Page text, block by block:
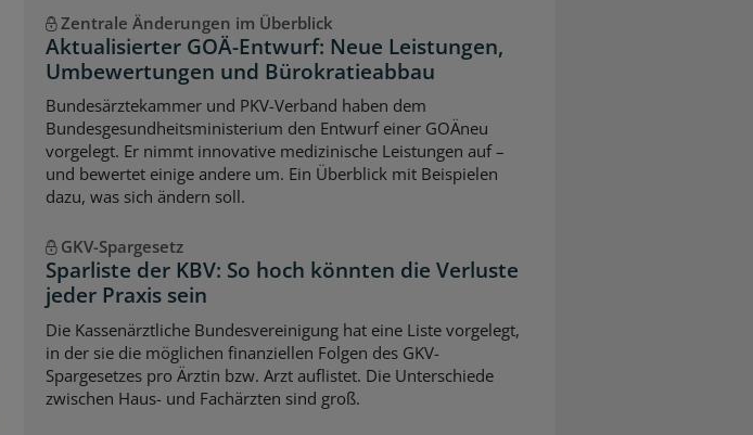
Zentrale Änderungen im Überblick
Aktualisierter GOÄ-Entwurf: Neue Leistungen,
Umbewertungen und Bürokratieabbau
Bundesärztekammer und PKV-Verband haben dem
Bundesgesundheitsministerium den Entwurf einer GOÄneu
vorgelegt. Er nimmt innovative medizinische Leistungen auf –
und bewertet einige andere um. Ein Überblick mit Beispielen
dazu, was sich ändern soll.
GKV-Spargesetz
Sparliste der KBV: So hoch könnten die Verluste
jeder Praxis sein
Die Kassenärztliche Bundesvereinigung hat eine Liste vorgelegt,
in der sie die möglichen finanziellen Folgen des GKV-
Spargesetzes pro Ärztin bzw. Arzt auflistet. Die Unterschiede
zwischen Haus- und Fachärzten sind groß.